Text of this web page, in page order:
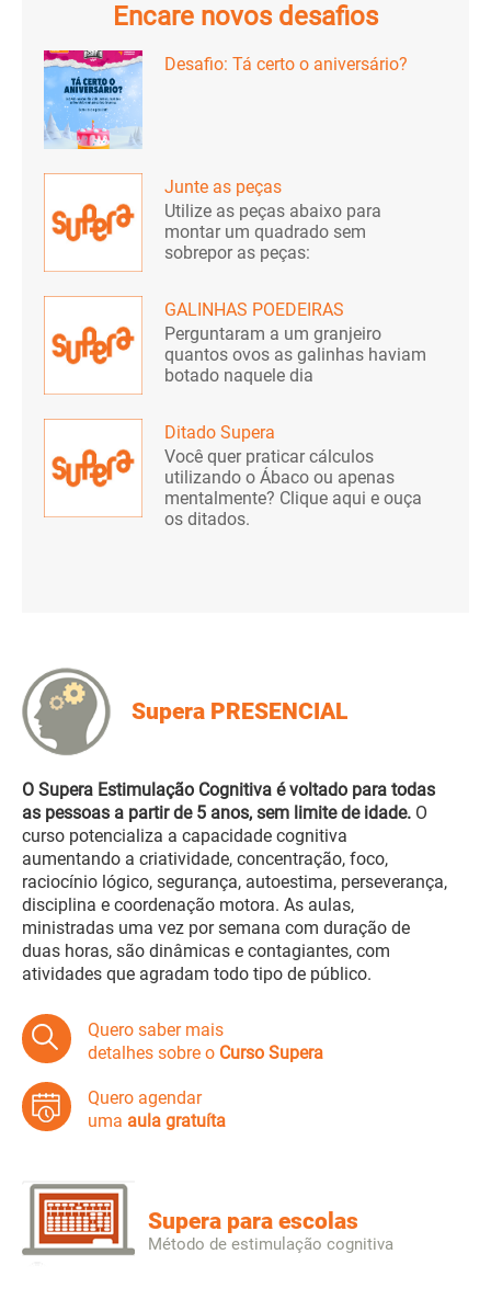
Encare novos desafios
Desafio: Tá certo o aniversário?
Junte as peças
Utilize as peças abaixo para
montar um quadrado sem
sobrepor as peças:
GALINHAS POEDEIRAS
Perguntaram a um granjeiro
quantos ovos as galinhas haviam
botado naquele dia
Ditado Supera
Você quer praticar cálculos
utilizando o Ábaco ou apenas
mentalmente? Clique aqui e ouça
os ditados.
Supera PRESENCIAL
O Supera Estimulação Cognitiva é voltado para todas
as pessoas a partir de 5 anos, sem limite de idade. O
curso potencializa a capacidade cognitiva
aumentando a criatividade, concentração, foco,
raciocínio lógico, segurança, autoestima, perseverança,
disciplina e coordenação motora. As aulas,
ministradas uma vez por semana com duração de
duas horas, são dinâmicas e contagiantes, com
atividades que agradam todo tipo de público.
Quero saber mais
detalhes sobre o Curso Supera
Quero agendar
uma aula gratuíta
Supera para escolas
Método de estimulação cognitiva